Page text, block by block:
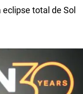
total de Sol